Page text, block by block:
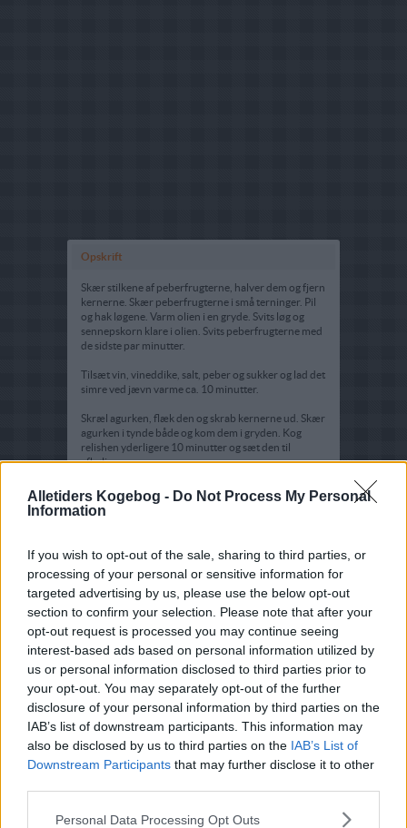
Alletiders Kogebog - Do Not Process My Personal
Information
If you wish to opt-out of the sale, sharing to third parties, or
processing of your personal or sensitive information for
targeted advertising by us, please use the below opt-out
section to confirm your selection. Please note that after your
opt-out request is processed you may continue seeing
interest-based ads based on personal information utilized by
us or personal information disclosed to third parties prior to
your opt-out. You may separately opt-out of the further
disclosure of your personal information by third parties on the
IAB’s list of downstream participants. This information may
also be disclosed by us to third parties on the IAB’s List of
Downstream Participants that may further disclose it to other
Personal Data Processing Opt Outs
Opskrift
Skær stilkene af peberfrugterne, halver dem og fjern
kernerne. Skær peberfrugterne i små terninger. Pil
og hak løgene. Varm olien i en gryde. Svits løg og
sennepskorn klare i olien. Svits peberfrugterne med
de sidste par minutter.
Tilsæt vin, vineddike, salt, peber og sukker og lad det
simre ved jævn varme ca. 10 minutter.
Skræl agurken, flæk den og skrab kernerne ud. Skær
agurken i tynde både og kom dem i gryden. Kog
relishen yderligere 10 minutter og sæt den til
afkøling.